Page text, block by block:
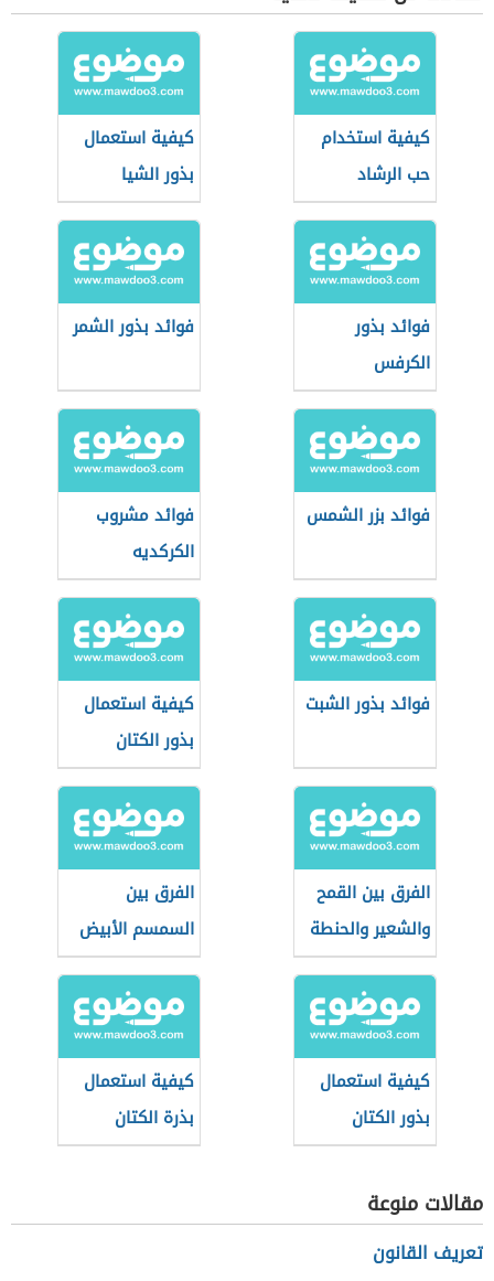
كيفية استخدام
حب الرشاد
كيفية استعمال
بذور الشيا
فوائد بذور
الكرفس
فوائد بذور الشمر
فوائد بزر الشمس
فوائد مشروب
الكركديه
فوائد بذور الشبت
كيفية استعمال
بذور الكتان
الفرق بين القمح
والشعير والحنطة
الفرق بين
السمسم الأبيض
والأسود
كيفية استعمال
بذور الكتان
لإنقاص الوزن
كيفية استعمال
بذرة الكتان
لإنقاص الوزن
مقالات منوعة
تعريف القانون